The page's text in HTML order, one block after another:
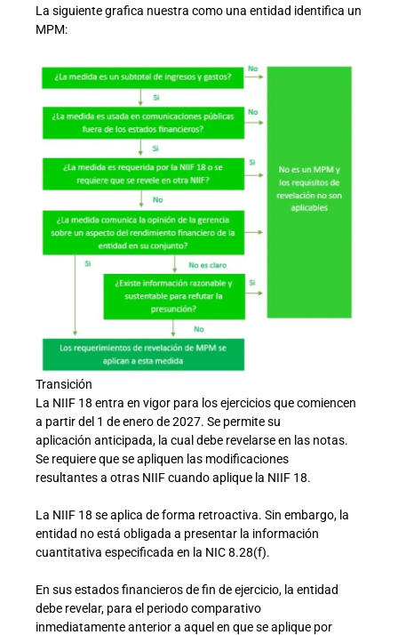
La siguiente grafica nuestra como una entidad identifica un
MPM:
Transición
La NIIF 18 entra en vigor para los ejercicios que comiencen
a partir del 1 de enero de 2027. Se permite su
aplicación anticipada, la cual debe revelarse en las notas.
Se requiere que se apliquen las modificaciones
resultantes a otras NIIF cuando aplique la NIIF 18.
La NIIF 18 se aplica de forma retroactiva. Sin embargo, la
entidad no está obligada a presentar la información
cuantitativa especificada en la NIC 8.28(f).
En sus estados financieros de fin de ejercicio, la entidad
debe revelar, para el periodo comparativo
inmediatamente anterior a aquel en que se aplique por